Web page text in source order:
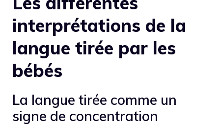
interprétations de la
langue tirée par les
bébés
La langue tirée comme un
signe de concentration